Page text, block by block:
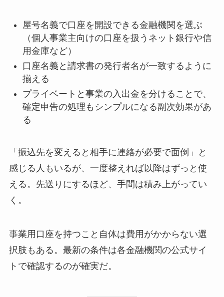
屋号名義で口座を開設できる金融機関を選ぶ
（個人事業主向けの口座を扱うネット銀行や信
用金庫など）
口座名義と請求書の発行者名が一致するように
揃える
プライベートと事業の入出金を分けることで、
確定申告の処理もシンプルになる副次効果があ
る
「振込先を変えると相手に連絡が必要で面倒」と
感じる人もいるが、一度整えれば以降はずっと使
える。先送りにするほど、手間は積み上がってい
く。
事業用口座を持つこと自体は費用がかからない選
択肢もある。最新の条件は各金融機関の公式サイ
トで確認するのが確実だ。